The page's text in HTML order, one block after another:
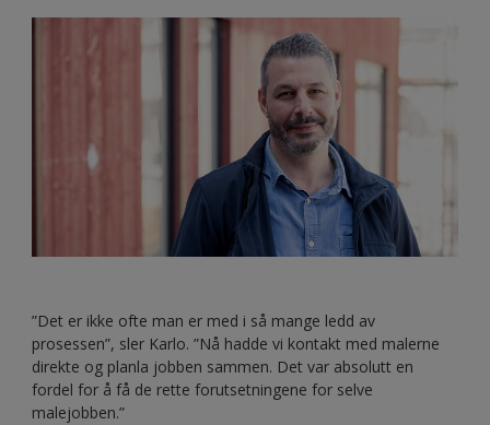
”Det er ikke ofte man er med i så mange ledd av
prosessen”, sler Karlo. ”Nå hadde vi kontakt med malerne
direkte og planla jobben sammen. Det var absolutt en
fordel for å få de rette forutsetningene for selve
malejobben.”